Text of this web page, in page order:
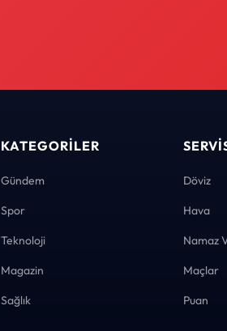
KATEGORILER
Gündem
Spor
Teknoloji
Magazin
Sağlık
Döviz
Hava
Namaz
Maçlar
Puan